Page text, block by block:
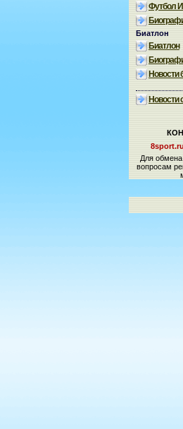
Футбол
Биатлон
Биатлон
Новости
Новости
Для
вопросам